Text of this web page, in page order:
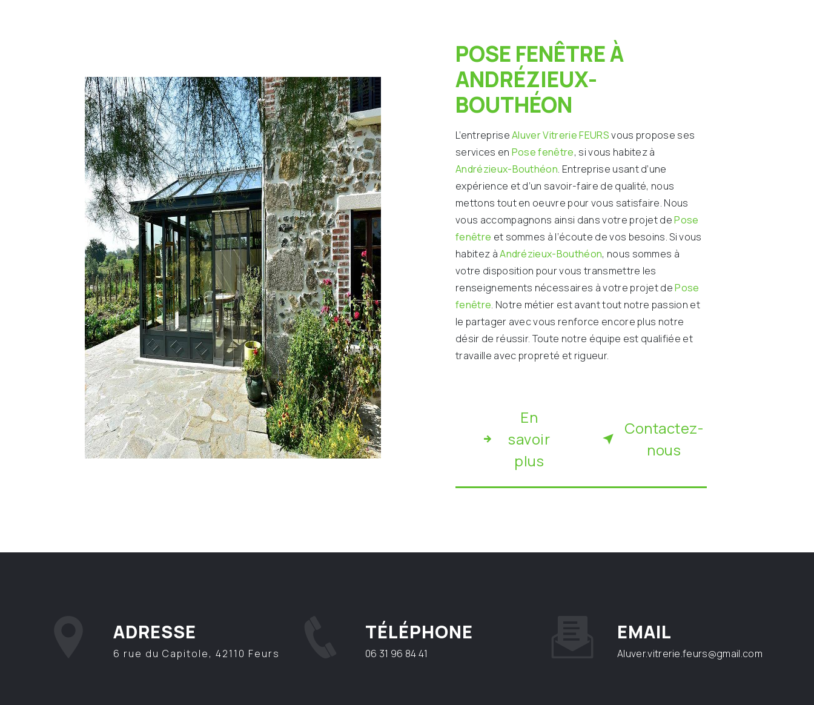
POSE FENÊTRE À
ANDRÉZIEUX-
BOUTHÉON
L’entrepriseAluver Vitrerie FEURSvous propose ses
services en Pose fenêtre, si vous habitez à
Andrézieux-Bouthéon. Entreprise usant d’une
expérience et d’un savoir-faire de qualité, nous
mettons tout en oeuvre pour vous satisfaire. Nous
vous accompagnons ainsi dans votre projet dePose
fenêtre et sommes à l’écoute de vos besoins. Si vous
habitez àAndrézieux-Bouthéon, nous sommes à
votre disposition pour vous transmettre les
renseignements nécessaires à votre projet dePose
fenêtre. Notre métier est avant tout notre passion et
le partager avec vous renforce encore plus notre
désir de réussir. Toute notre équipe est qualifiée et
travaille avec propreté et rigueur.
En
savoir
plus
Contactez-
nous
ADRESSE
6 rue du Capitole, 42110 Feurs
TÉLÉPHONE
06 31 96 84 41
EMAIL
aluver.vitrerie.feurs@gmail.com